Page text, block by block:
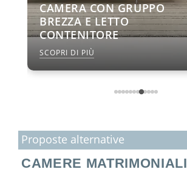
CAMERA CON GRUPPO
BREZZA E LETTO
CONTENITORE
SCOPRI DI PIÙ
Proposte alternative
CAMERE MATRIMONIALI